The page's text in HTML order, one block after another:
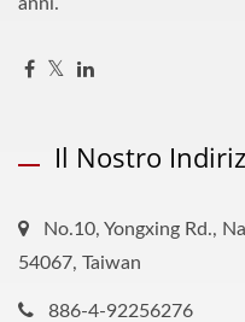
Il Nostro
No.10, Yongxing Rd.,
54067, Taiwan
886-4-92256276